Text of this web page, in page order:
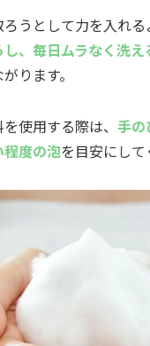
うとして力を入れる
、毎日ムラなく洗え
ります。
使用する際は、 手の
程度の泡を目安にして